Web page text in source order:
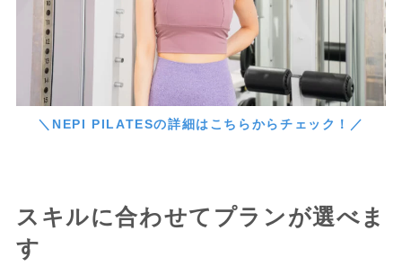
＼NEPI PILATESの詳細はこちらからチェック！／
スキルに合わせてプランが選べま
す